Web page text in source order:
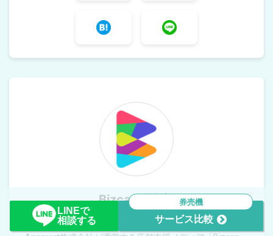
Bizcan編集部
LINEで
相談する
券売機
サービス比較